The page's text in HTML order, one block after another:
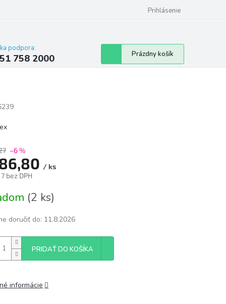
Prihlásenie
podpora:
758 2000
Nákupný
košík
Prázdny košík
–6 %
/ ks
bez DPH
(2 ks)
doručiť do: 11.8.2026
PRIDAŤ DO KOŠÍKA
informácie